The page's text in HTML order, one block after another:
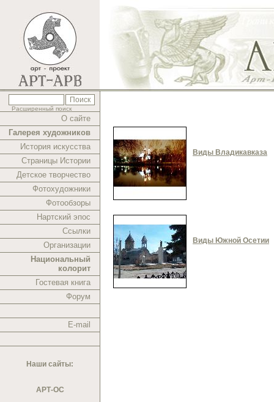
Расширенный поиск
О сайте
Галерея художников
История искусства
Страницы Истории
Детское творчество
Фотохудожники
Фотообзоры
Нартский эпос
Ссылки
Организации
Национальный
колорит
Гостевая книга
Форум
E-mail
Наши сайты:
АРТ-ОС
Виды Владикавказа
Виды Южной Осетии